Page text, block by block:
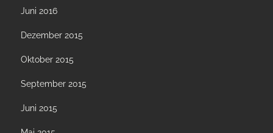
Juni 2016
Dezember 2015
Oktober 2015
September 2015
Juni 2015